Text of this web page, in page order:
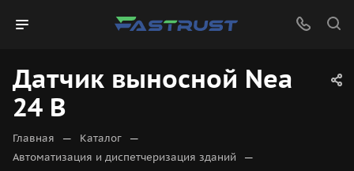
Датчик выносной Nea
24 В
Главная — Каталог —
Автоматизация и диспетчеризация зданий —